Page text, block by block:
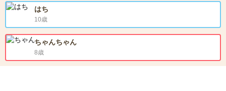
はち
10歳
ちゃんちゃん
8歳